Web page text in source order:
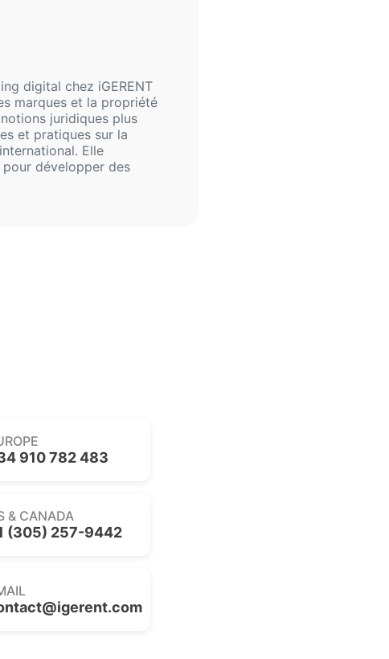
digital chez iGERENT
marques et la propriété
juridiques plus
et pratiques sur la
Elle
pour développer des
910 782 483
& CANADA
(305) 257-9442